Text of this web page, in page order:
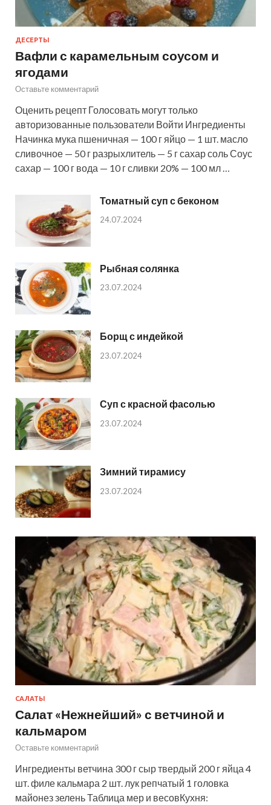
ДЕСЕРТЫ
Вафли с карамельным соусом и
ягодами
Оставьте комментарий
Оценить рецепт Голосовать могут только
авторизованные пользователи Войти Ингредиенты
Начинка мука пшеничная — 100 г яйцо — 1 шт. масло
сливочное — 50 г разрыхлитель — 5 г сахар соль Соус
сахар — 100 г вода — 10 г сливки 20% — 100 мл …
Томатный суп с беконом
24.07.2024
Рыбная солянка
23.07.2024
Борщ с индейкой
23.07.2024
Суп с красной фасолью
23.07.2024
Зимний тирамису
23.07.2024
САЛАТЫ
Салат «Нежнейший» с ветчиной и
кальмаром
Оставьте комментарий
Ингредиенты ветчина 300 г сыр твердый 200 г яйца 4
шт. филе кальмара 2 шт. лук репчатый 1 головка
майонез зелень Таблица мер и весовКухня: